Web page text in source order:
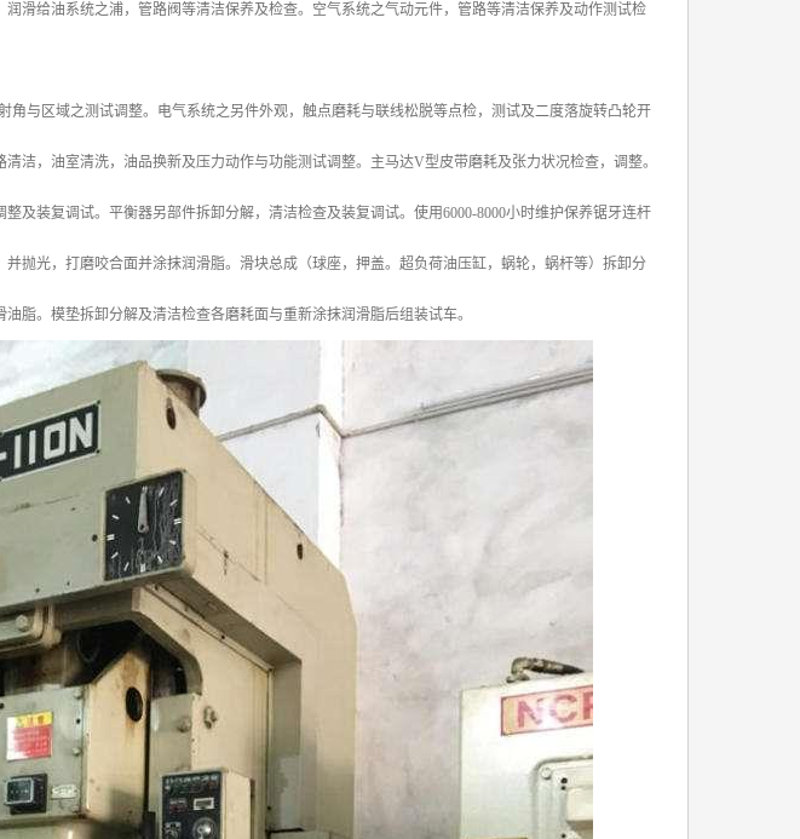
滑给油系统之浦，管路阀等清洁保养及检查。空气系统之气动元件，管路等清洁保养及动作测试检
角与区域之测试调整。电气系统之另件外观，触点磨耗与联线松脱等点检，测试及二度落旋转凸轮开
洁，油室清洗，油品换新及压力动作与功能测试调整。主马达V型皮带磨耗及张力状况检查，调整。
及装复调试。平衡器另部件拆卸分解，清洁检查及装复调试。使用6000-8000小时维护保养锯牙连杆
抛光，打磨咬合面并涂抹润滑脂。滑块总成（球座，押盖。超负荷油压缸，蜗轮，蜗杆等）拆卸分
脂。模垫拆卸分解及清洁检查各磨耗面与重新涂抹润滑脂后组装试车。